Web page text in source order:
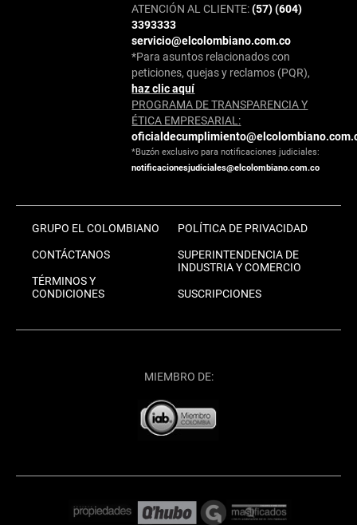
ATENCIÓN AL CLIENTE:(57) (604)
3393333
servicio@elcolombiano.com.co
*Para asuntos relacionados con
peticiones, quejas y reclamos (PQR),
haz clic aquí
PROGRAMA DE TRANSPARENCIA Y
ÉTICA EMPRESARIAL:
*Buzón exclusivo para notificaciones judiciales:
notificacionesjudiciales@elcolombiano.com.co
GRUPO EL COLOMBIANO
CONTÁCTANOS
TÉRMINOS Y
CONDICIONES
POLÍTICA DE PRIVACIDAD
SUPERINTENDENCIA DE
INDUSTRIA Y COMERCIO
SUSCRIPCIONES
MIEMBRO DE: